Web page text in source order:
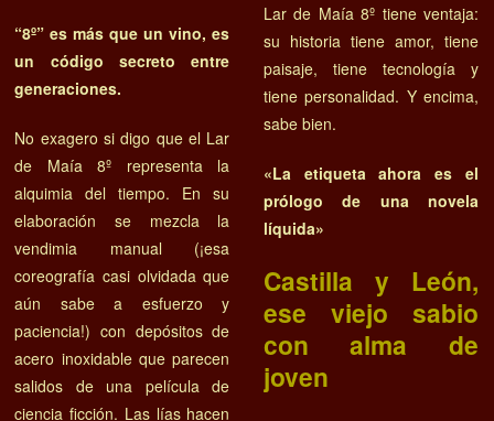
“8º” es más que un vino, es
un código secreto entre
generaciones.
No exagero si digo que el Lar
de Maía 8º representa la
alquimia del tiempo. En su
elaboración se mezcla la
vendimia manual (¡esa
coreografía casi olvidada que
aún sabe a esfuerzo y
paciencia!) con depósitos de
acero inoxidable que parecen
salidos de una película de
ciencia ficción. Las lías hacen
Lar de Maía 8º tiene ventaja:
su historia tiene amor, tiene
paisaje, tiene tecnología y
tiene personalidad. Y encima,
sabe bien.
«La etiqueta ahora es el
prólogo de una novela
líquida»
Castilla y León,
ese viejo sabio
con alma de
joven